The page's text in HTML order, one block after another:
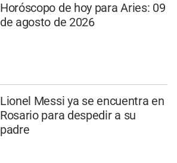
Horóscopo de hoy para Aries: 09
de agosto de 2026
Lionel Messi ya se encuentra en
Rosario para despedir a su
padre